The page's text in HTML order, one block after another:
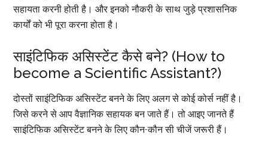
सहायता करनी होती है। और इनको नौकरी के साथ जुड़े प्रशासनिक
कार्यों को भी पूरा करना होता है।
साइंटिफिक असिस्टेंट कैसे बने? (How to
become a Scientific Assistant?)
दोस्तों साइंटिफिक असिस्टेंट बनने के लिए अलग से कोई कोर्स नहीं है।
जिसे करने से आप वैज्ञानिक सहायक बन जाते हैं। तो आइए जानते हैं
साइंटिफिक असिस्टेंट बनने के लिए कौन-कौन सी चीजें जरूरी हैं।